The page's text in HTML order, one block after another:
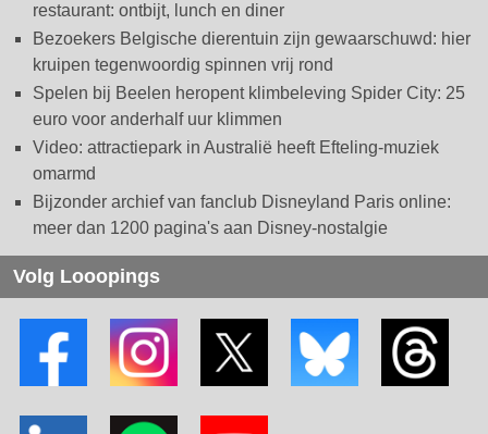
restaurant: ontbijt, lunch en diner
Bezoekers Belgische dierentuin zijn gewaarschuwd: hier
kruipen tegenwoordig spinnen vrij rond
Spelen bij Beelen heropent klimbeleving Spider City: 25
euro voor anderhalf uur klimmen
Video: attractiepark in Australië heeft Efteling-muziek
omarmd
Bijzonder archief van fanclub Disneyland Paris online:
meer dan 1200 pagina's aan Disney-nostalgie
Volg Looopings